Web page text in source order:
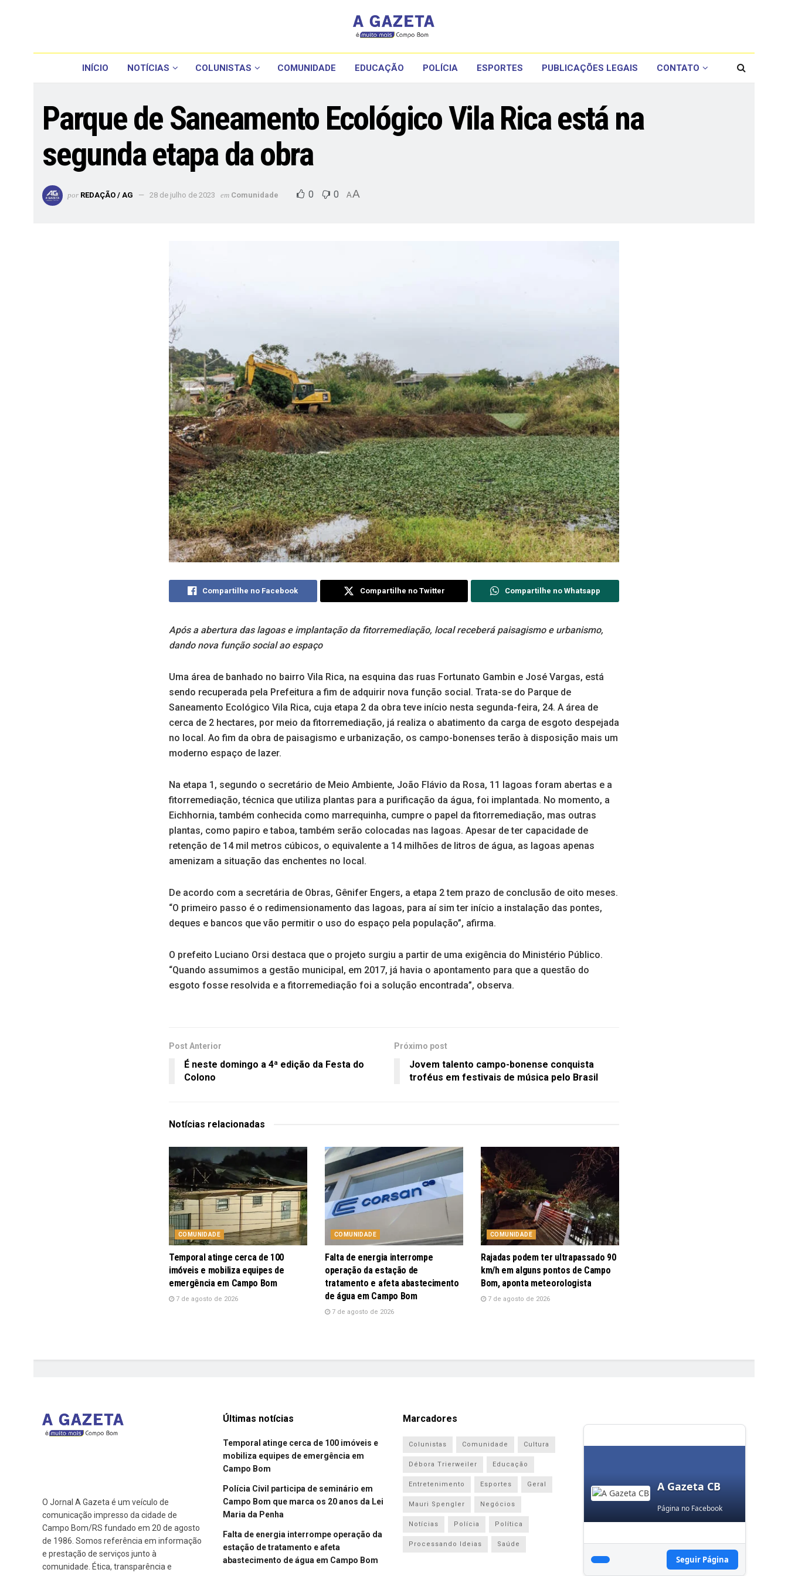
INÍCIO NOTÍCIAS COLUNISTAS COMUNIDADE EDUCAÇÃO POLÍCIA ESPORTES PUBLICAÇÕES LEGAIS CONTATO
Parque de Saneamento Ecológico Vila Rica está na
segunda etapa da obra
por REDAÇÃO / AG 28 de julho de 2023 em Comunidade 0 0 AA
Compartilhe no Facebook Compartilhe no Twitter Compartilhe no Whatsapp
Após a abertura das lagoas e implantação da fitorremediação, local receberá paisagismo e urbanismo,
dando nova função social ao espaço
Uma área de banhado no bairro Vila Rica, na esquina das ruas Fortunato Gambin e José Vargas, está
sendo recuperada pela Prefeitura a fim de adquirir nova função social. Trata-se do Parque de
Saneamento Ecológico Vila Rica, cuja etapa 2 da obra teve início nesta segunda-feira, 24. A área de
cerca de 2 hectares, por meio da fitorremediação, já realiza o abatimento da carga de esgoto despejada
no local. Ao fim da obra de paisagismo e urbanização, os campo-bonenses terão à disposição mais um
moderno espaço de lazer.
Na etapa 1, segundo o secretário de Meio Ambiente, João Flávio da Rosa, 11 lagoas foram abertas e a
fitorremediação, técnica que utiliza plantas para a purificação da água, foi implantada. No momento, a
Eichhornia, também conhecida como marrequinha, cumpre o papel da fitorremediação, mas outras
plantas, como papiro e taboa, também serão colocadas nas lagoas. Apesar de ter capacidade de
retenção de 14 mil metros cúbicos, o equivalente a 14 milhões de litros de água, as lagoas apenas
amenizam a situação das enchentes no local.
De acordo com a secretária de Obras, Gênifer Engers, a etapa 2 tem prazo de conclusão de oito meses.
“O primeiro passo é o redimensionamento das lagoas, para aí sim ter início a instalação das pontes,
deques e bancos que vão permitir o uso do espaço pela população”, afirma.
O prefeito Luciano Orsi destaca que o projeto surgiu a partir de uma exigência do Ministério Público.
“Quando assumimos a gestão municipal, em 2017, já havia o apontamento para que a questão do
esgoto fosse resolvida e a fitorremediação foi a solução encontrada”, observa.
Post Anterior
É neste domingo a 4ª edição da Festa do
Colono
Próximo post
Jovem talento campo-bonense conquista
troféus em festivais de música pelo Brasil
Notícias relacionadas
COMUNIDADE
Temporal atinge cerca de 100
imóveis e mobiliza equipes de
emergência em Campo Bom
7 de agosto de 2026
COMUNIDADE
Falta de energia interrompe
operação da estação de
tratamento e afeta abastecimento
de água em Campo Bom
7 de agosto de 2026
COMUNIDADE
Rajadas podem ter ultrapassado 90
km/h em alguns pontos de Campo
Bom, aponta meteorologista
7 de agosto de 2026
O Jornal A Gazeta é um veículo de
comunicação impresso da cidade de
Campo Bom/RS fundado em 20 de agosto
de 1986. Somos referência em informação
e prestação de serviços junto à
comunidade. Ética, transparência e
Últimas notícias
Temporal atinge cerca de 100 imóveis e
mobiliza equipes de emergência em
Campo Bom
Polícia Civil participa de seminário em
Campo Bom que marca os 20 anos da Lei
Maria da Penha
Falta de energia interrompe operação da
estação de tratamento e afeta
abastecimento de água em Campo Bom
Marcadores
Colunistas Comunidade Cultura
Débora Trierweiler Educação
Entretenimento Esportes Geral
Mauri Spengler Negócios
Notícias Polícia Política
Processando Ideias Saúde
A Gazeta CB
Página no Facebook
Seguir Página